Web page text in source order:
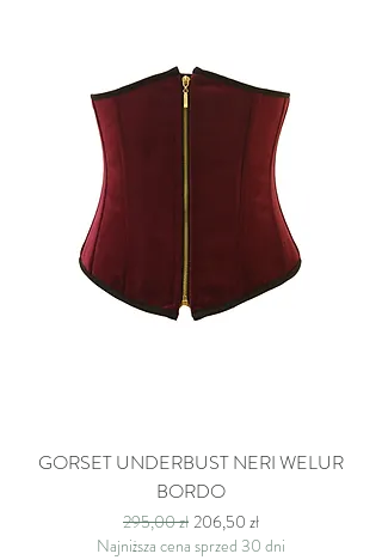
GORSET UNDERBUST NERI WELUR
BORDO
Regularna cena
295,00 zł Cena rabatowa
206,50 zł
Najniższa cena sprzed 30 dni